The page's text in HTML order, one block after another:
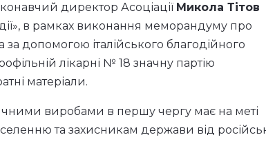
директор Асоціації Микола Тітов
в рамках виконання меморандуму про
допомогою італійського благодійного
лікарні № 18 значну партію
матеріали.
виробами в першу чергу має на меті
та захисникам держави від